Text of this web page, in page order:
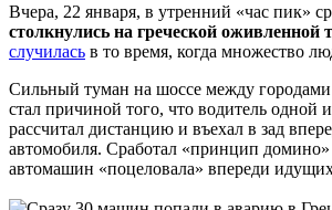
Вчера, 22 января, в утренний «час пик»
столкнулись на греческой оживленной
случилась в то время, когда множество
Сильный туман на шоссе между
стал причиной того, что водитель одной
рассчитал дистанцию и въехал в зад
автомобиля. Сработал «принцип домино»
автомашин «поцеловала» впереди